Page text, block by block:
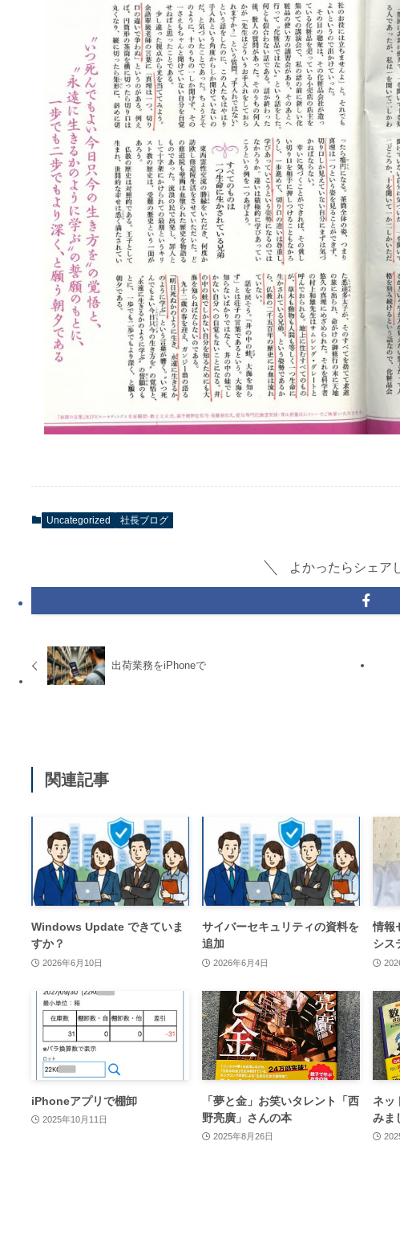
Uncategorized 社長ブログ
よかったらシェア
出荷業務をiPhoneで
関連記事
Windows Update できていま
すか？
2026年6月10日
サイバーセキュリティの資料を
追加
2026年6月4日
情報
シス
iPhoneアプリで棚卸
2025年10月11日
「夢と金」お笑いタレント「西
野亮廣」さんの本
2025年8月26日
ネッ
みま